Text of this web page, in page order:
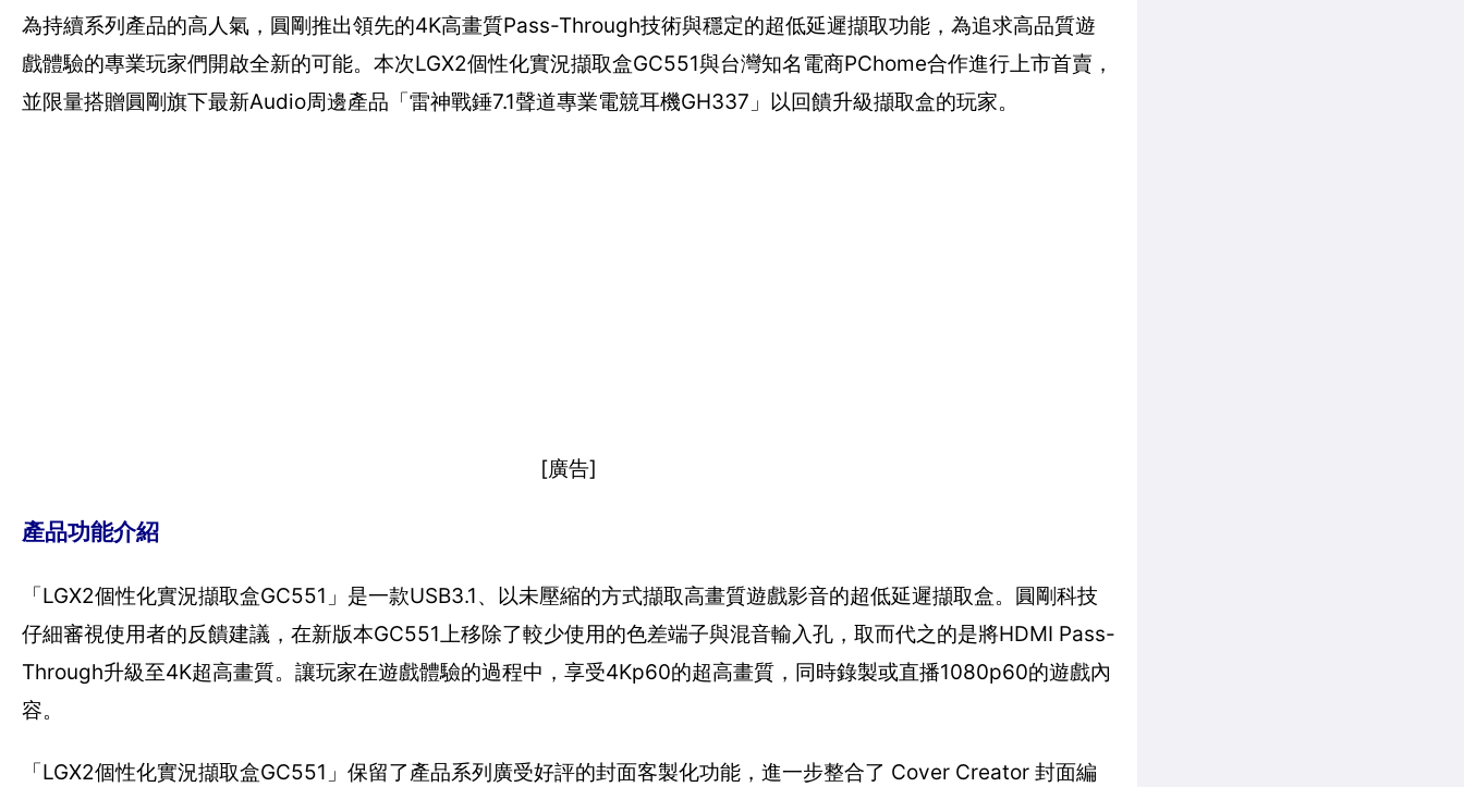
為持續系列產品的高人氣，圓剛推出領先的4K高畫質Pass-Through技術與穩定的超低延遲擷取功能，為追求高品質遊
戲體驗的專業玩家們開啟全新的可能。本次LGX2個性化實況擷取盒GC551與台灣知名電商PChome合作進行上市首賣，
並限量搭贈圓剛旗下最新Audio周邊產品「雷神戰錘7.1聲道專業電競耳機GH337」以回饋升級擷取盒的玩家。
[廣告]
產品功能介紹
「LGX2個性化實況擷取盒GC551」是一款USB3.1、以未壓縮的方式擷取高畫質遊戲影音的超低延遲擷取盒。圓剛科技
仔細審視使用者的反饋建議，在新版本GC551上移除了較少使用的色差端子與混音輸入孔，取而代之的是將HDMI Pass-
Through升級至4K超高畫質。讓玩家在遊戲體驗的過程中，享受4Kp60的超高畫質，同時錄製或直播1080p60的遊戲內
容。
「LGX2個性化實況擷取盒GC551」保留了產品系列廣受好評的封面客製化功能，進一步整合了 Cover Creator 封面編